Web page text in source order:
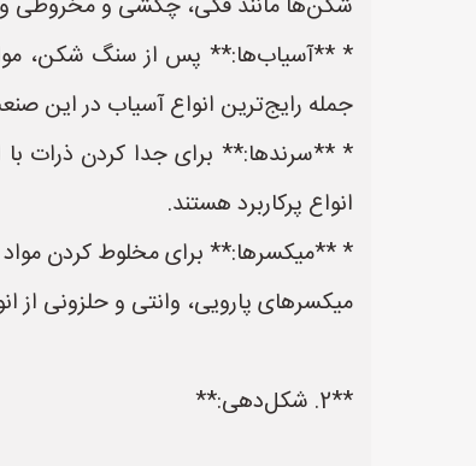
شکن‌ها مانند فکی، چکشی و مخروطی
جمله رایج‌ترین انواع آسیاب در این
* **سرندها:** برای جدا کردن ذرات با
انواع پرکاربرد هستند.
* **میکسرها:** برای مخلوط کردن
میکسرهای پارویی، وانتی و حلزونی از
**2. شکل‌دهی:**